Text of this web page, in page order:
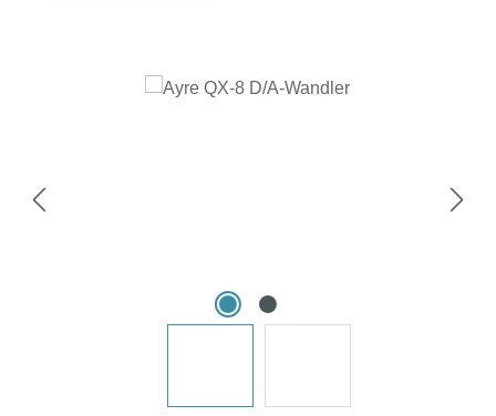
Bildergalerie überspringen